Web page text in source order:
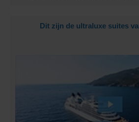
Dit zijn de ultraluxe suites